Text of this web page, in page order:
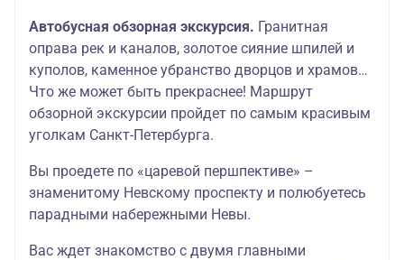
Автобусная обзорная экскурсия. Гранитная
оправа рек и каналов, золотое сияние шпилей и
куполов, каменное убранство дворцов и храмов…
Что же может быть прекраснее! Маршрут
обзорной экскурсии пройдет по самым красивым
уголкам Санкт-Петербурга.
Вы проедете по «царевой першпективе» –
знаменитому Невскому проспекту и полюбуетесь
парадными набережными Невы.
Вас ждет знакомство с двумя главными